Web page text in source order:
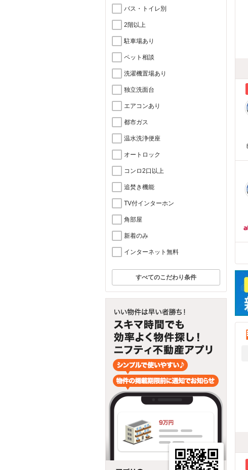
バス・トイレ別
2階以上
駐車場あり
ペット相談
洗濯機置場あり
独立洗面台
エアコンあり
都市ガス
温水洗浄便座
オートロック
コンロ2口以上
追焚き機能
TV付インターホン
角部屋
新着のみ
インターネット無料
すべてのこだわり条件